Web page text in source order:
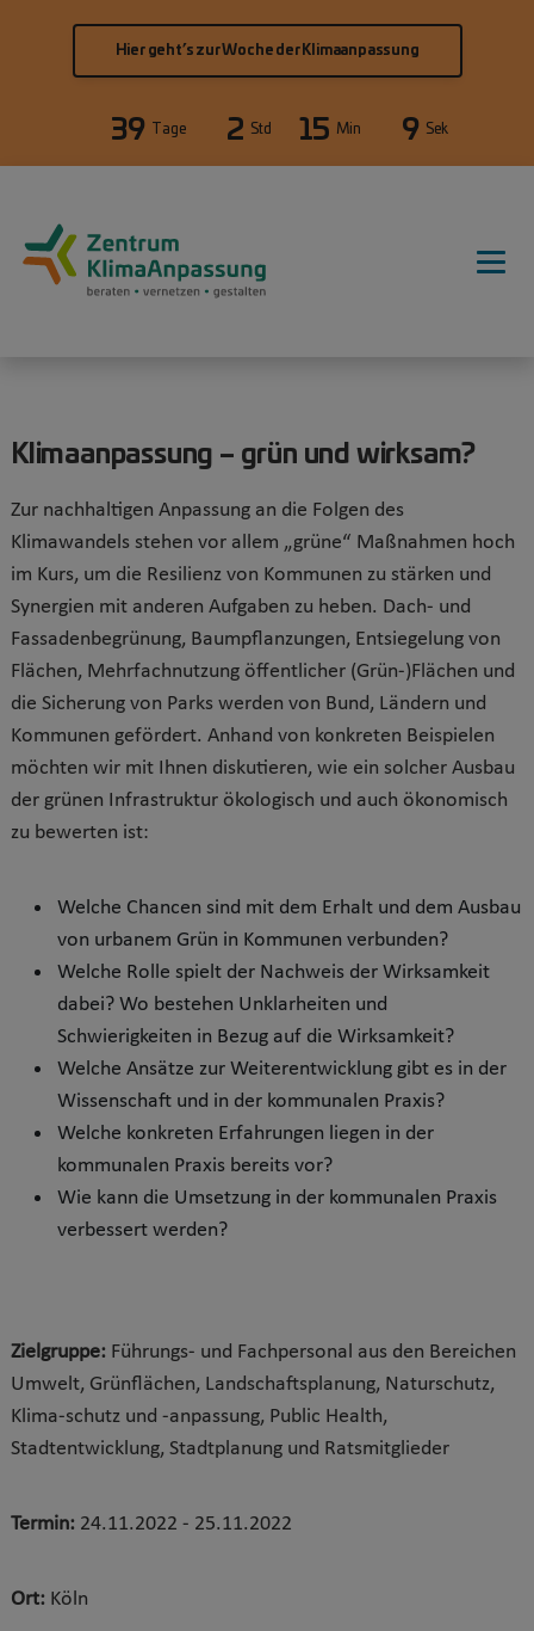
Hier geht’s zur Woche der Klimaanpassung
39 Tage 2 Std 15 Min 9 Sek
Klimaanpassung – grün und wirksam?
Zur nachhaltigen Anpassung an die Folgen des
Klimawandels stehen vor allem „grüne“ Maßnahmen hoch
im Kurs, um die Resilienz von Kommunen zu stärken und
Synergien mit anderen Aufgaben zu heben. Dach- und
Fassadenbegrünung, Baumpflanzungen, Entsiegelung von
Flächen, Mehrfachnutzung öffentlicher (Grün-)Flächen und
die Sicherung von Parks werden von Bund, Ländern und
Kommunen gefördert. Anhand von konkreten Beispielen
möchten wir mit Ihnen diskutieren, wie ein solcher Ausbau
der grünen Infrastruktur ökologisch und auch ökonomisch
zu bewerten ist:
Welche Chancen sind mit dem Erhalt und dem Ausbau
von urbanem Grün in Kommunen verbunden?
Welche Rolle spielt der Nachweis der Wirksamkeit
dabei? Wo bestehen Unklarheiten und
Schwierigkeiten in Bezug auf die Wirksamkeit?
Welche Ansätze zur Weiterentwicklung gibt es in der
Wissenschaft und in der kommunalen Praxis?
Welche konkreten Erfahrungen liegen in der
kommunalen Praxis bereits vor?
Wie kann die Umsetzung in der kommunalen Praxis
verbessert werden?
Zielgruppe: Führungs- und Fachpersonal aus den Bereichen
Umwelt, Grünflächen, Landschaftsplanung, Naturschutz,
Klima-schutz und -anpassung, Public Health,
Stadtentwicklung, Stadtplanung und Ratsmitglieder
Termin: 24.11.2022 - 25.11.2022
Ort: Köln